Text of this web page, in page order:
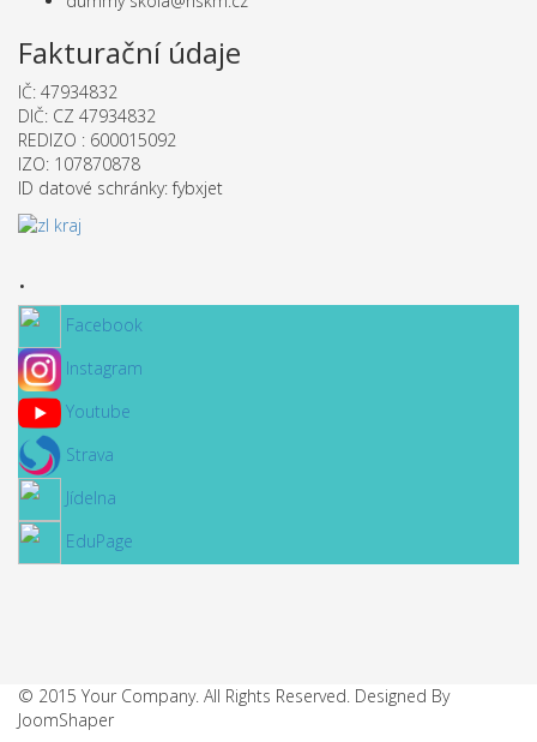
Fakturační údaje
IČ: 47934832
DIČ: CZ 47934832
REDIZO : 600015092
IZO: 107870878
ID datové schránky: fybxjet
.
Facebook
Instagram
Youtube
Strava
Jídelna
EduPage
© 2015 Your Company. All Rights Reserved. Designed By
JoomShaper